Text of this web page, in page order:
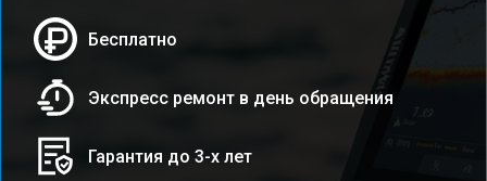
Бесплатно
Экспресс ремонт в день обращения
Гарантия до 3-х лет